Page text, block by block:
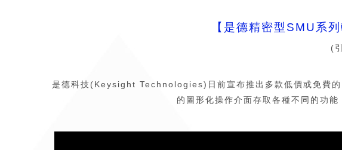
【是德精密型SMU系
(
是德科技(Keysight Technologies)日前宣布推出多款低價或免費
的圖形化操作介面存取各種不同的功